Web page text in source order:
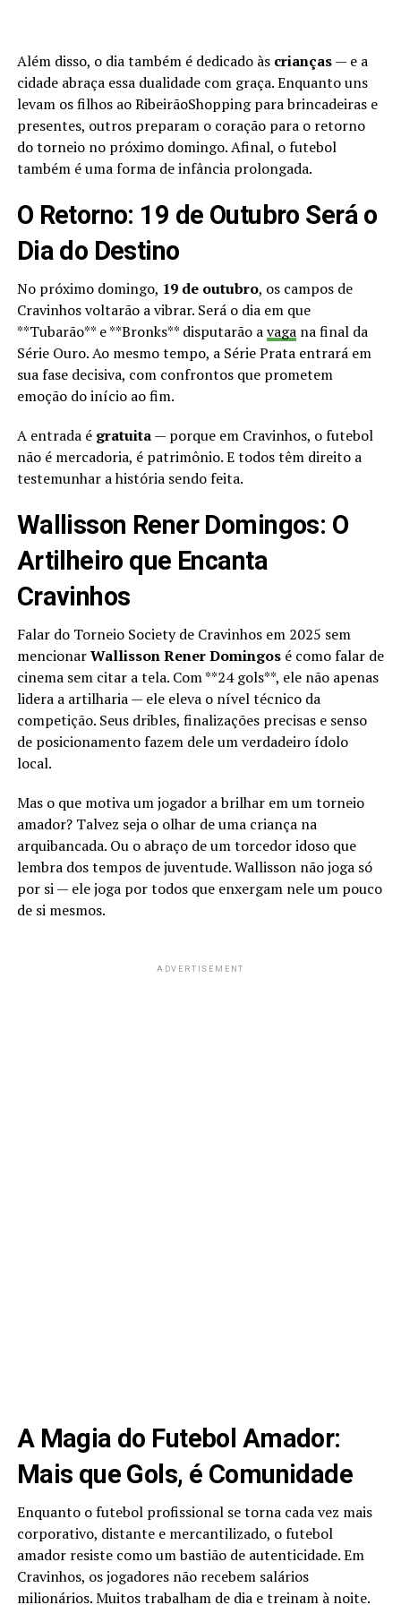
Além disso, o dia também é dedicado às crianças— e a
cidade abraça essa dualidade com graça. Enquanto uns
levam os filhos ao RibeirãoShopping para brincadeiras e
presentes, outros preparam o coração para o retorno
do torneio no próximo domingo. Afinal, o futebol
também é uma forma de infância prolongada.
O Retorno: 19 de Outubro Será o
Dia do Destino
No próximo domingo, 19 de outubro, os campos de
Cravinhos voltarão a vibrar. Será o dia em que
**Tubarão** e **Bronks** disputarão avagana final da
Série Ouro. Ao mesmo tempo, a Série Prata entrará em
sua fase decisiva, com confrontos que prometem
emoção do início ao fim.
A entrada é gratuita— porque em Cravinhos, o futebol
não é mercadoria, é patrimônio. E todos têm direito a
testemunhar a história sendo feita.
Wallisson Rener Domingos: O
Artilheiro que Encanta
Cravinhos
Falar do Torneio Society de Cravinhos em 2025 sem
mencionarWallisson Rener Domingosé como falar de
cinema sem citar a tela. Com **24 gols**, ele não apenas
lidera a artilharia — ele eleva o nível técnico da
competição. Seus dribles, finalizações precisas e senso
de posicionamento fazem dele um verdadeiro ídolo
local.
Mas o que motiva um jogador a brilhar em um torneio
amador? Talvez seja o olhar de uma criança na
arquibancada. Ou o abraço de um torcedor idoso que
lembra dos tempos de juventude. Wallisson não joga só
por si — ele joga por todos que enxergam nele um pouco
de si mesmos.
ADVERTISEMENT
A Magia do Futebol Amador:
Mais que Gols, é Comunidade
Enquanto o futebol profissional se torna cada vez mais
corporativo, distante e mercantilizado, o futebol
amador resiste como um bastião de autenticidade. Em
Cravinhos, os jogadores não recebem salários
milionários. Muitos trabalham de dia e treinam à noite.